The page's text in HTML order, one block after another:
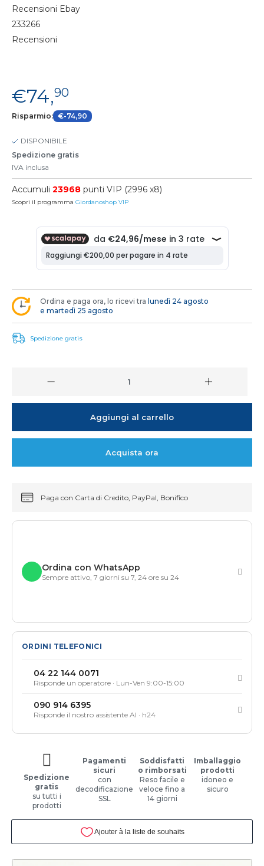
Recensioni Ebay
233266
Recensioni
€74,90
Risparmio: €-74,90
DISPONIBILE
Spedizione gratis
IVA inclusa
Accumuli 23968 punti VIP (2996 x8)
Scopri il programma Giordanoshop VIP
Ordina e paga ora, lo ricevi tra lunedì 24 agosto
e martedì 25 agosto
Spedizione gratis
Aggiungi al carrello
Acquista ora
Paga con Carta di Credito, PayPal, Bonifico
Ordina con WhatsApp
Sempre attivo, 7 giorni su 7, 24 ore su 24
ORDINI TELEFONICI
04 22 144 0071
Risponde un operatore · Lun-Ven 9:00-15:00
090 914 6395
Risponde il nostro assistente AI · h24
Spedizione
gratis
su tutti i
prodotti
Pagamenti
sicuri
con
decodificazione
SSL
Soddisfatti
o rimborsati
Reso facile e
veloce fino a
14 giorni
Imballaggio
prodotti
idoneo e
sicuro